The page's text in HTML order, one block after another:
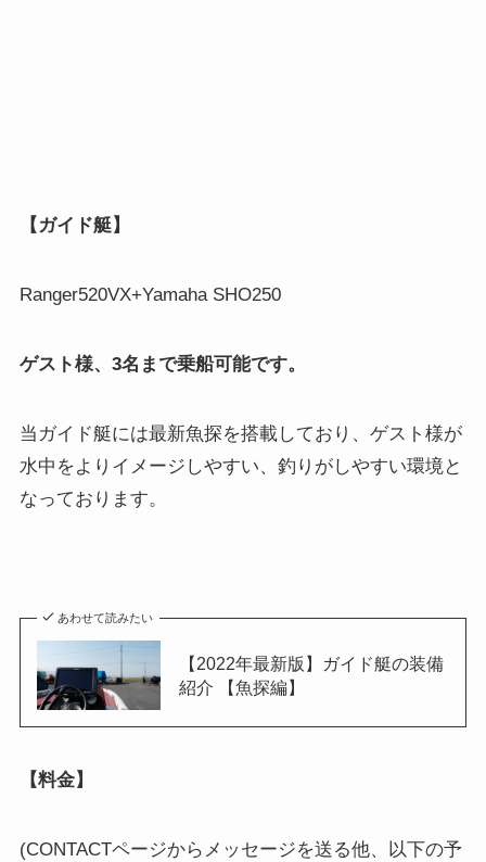
【ガイド艇】
Ranger520VX+Yamaha SHO250
ゲスト様、3名まで乗船可能です。
当ガイド艇には最新魚探を搭載しており、ゲスト様が
水中をよりイメージしやすい、釣りがしやすい環境と
なっております。
あわせて読みたい
【2022年最新版】ガイド艇の装備
紹介 【魚探編】
【料金】
(CONTACTページからメッセージを送る他、以下の予